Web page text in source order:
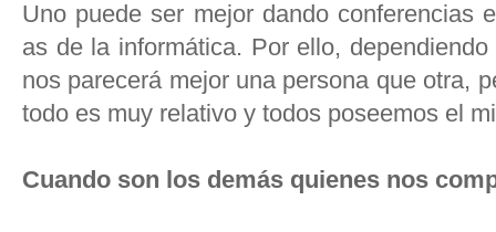
Uno puede ser mejor dando conferencias
as de la informática. Por ello,
nos parecerá mejor una persona que otra,
todo es muy relativo y todos poseemos el
Cuando son los demás quienes nos